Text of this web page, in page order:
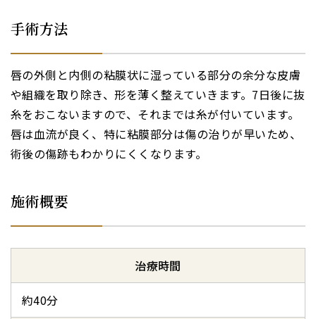
手術方法
唇の外側と内側の粘膜状に湿っている部分の余分な皮膚
や組織を取り除き、形を薄く整えていきます。7日後に抜
糸をおこないますので、それまでは糸が付いています。
唇は血流が良く、特に粘膜部分は傷の治りが早いため、
術後の傷跡もわかりにくくなります。
施術概要
治療時間
約40分